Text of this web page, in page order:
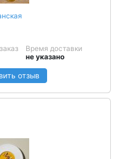
Время доставки
не указано
отзыв